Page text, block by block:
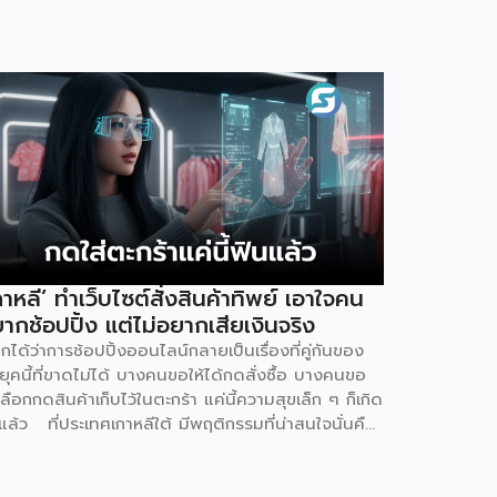
าหลี’ ทำเว็บไซต์สั่งสินค้าทิพย์ เอาใจคน
กช้อปปิ้ง แต่ไม่อยากเสียเงินจริง
กได้ว่าการช้อปปิ้งออนไลน์กลายเป็นเรื่องที่คู่กันของ
คนี้ที่ขาดไม่ได้ บางคนขอให้ได้กดสั่งซื้อ บางคนขอ
ลือกกดสินค้าเก็บไว้ในตะกร้า แค่นี้ความสุขเล็ก ๆ ก็เกิด
ล้ว ที่ประเทศเกาหลีใต้ มีพฤติกรรมที่น่าสนใจนั่นคือ